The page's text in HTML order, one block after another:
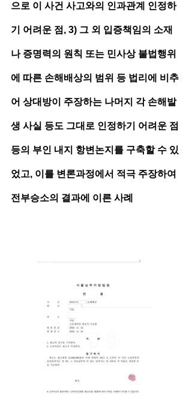
으로 이 사건 사고와의 인과관계 인정하
기 어려운 점, 3) 그 외 입증책임의 소재
나 증명력의 원칙 또는 민사상 불법행위
에 따른 손해배상의 범위 등 법리에 비추
어 상대방이 주장하는 나머지 각 손해발
생 사실 등도 그대로 인정하기 어려운 점
등의 부인 내지 항변논지를 구축할 수 있
었고, 이를 변론과정에서 적극 주장하여
전부승소의 결과에 이른 사례